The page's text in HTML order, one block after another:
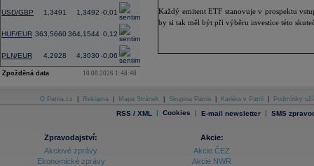
USD/GBP 1,3491 1,3492 -0,01
HUF/EUR 363,5660 364,1544 0,12
PLN/EUR 4,2928 4,3030 -0,06
Zpožděná data 10.08.2026 1:48:48
Každý emitent ETF stanovuje v prospektu
by si tak měl být při výběru investice této
O Patria.cz Reklama Mapa Stránek Skupina Patria Kariéra v Patrii Podmínky
RSS / XML | Cookies | E-mail newsletter | SMS
Zpravodajství:
Akciové zprávy
Ekonomické zprávy
Akcie:
Akcie ČEZ
Akcie NWR